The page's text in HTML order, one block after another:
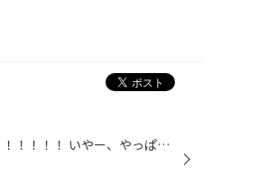
とうとう、待ちに待った、、、、、 車が納車されました！！！！！！ いやー、やっぱり嬉しいですね。 でも、もう結構古い車なので、また塗装のし直しで、 入院なんです！ 本格的に乗れるのはいつかな？ またまた楽しみです！！！！ 車種？ まだナイショです。 仕上がってきたら写真...